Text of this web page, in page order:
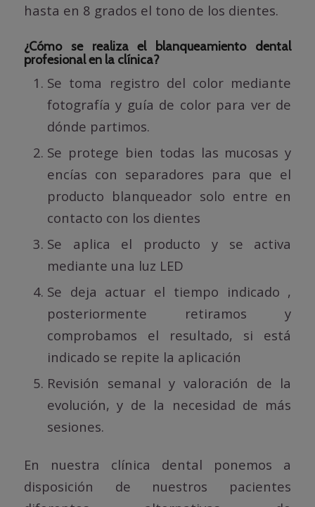
hasta en 8 grados el tono de los dientes.
¿Cómo se realiza el blanqueamiento dental
profesional en la clínica?
Se toma registro del color mediante
fotografía y guía de color para ver de
dónde partimos.
Se protege bien todas las mucosas y
encías con separadores para que el
producto blanqueador solo entre en
contacto con los dientes
Se aplica el producto y se activa
mediante una luz LED
Se deja actuar el tiempo indicado ,
posteriormente retiramos y
comprobamos el resultado, si está
indicado se repite la aplicación
Revisión semanal y valoración de la
evolución, y de la necesidad de más
sesiones.
En nuestra clínica dental ponemos a
disposición de nuestros pacientes